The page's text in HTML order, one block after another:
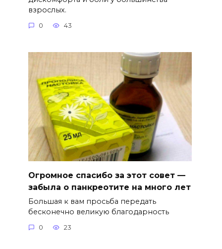
взрослых.
0 43
Огромное спасибо за этот совет —
забыла о панкреотите на много лет
Большая к вам просьба передать
бесконечно великую благодарность
0 23